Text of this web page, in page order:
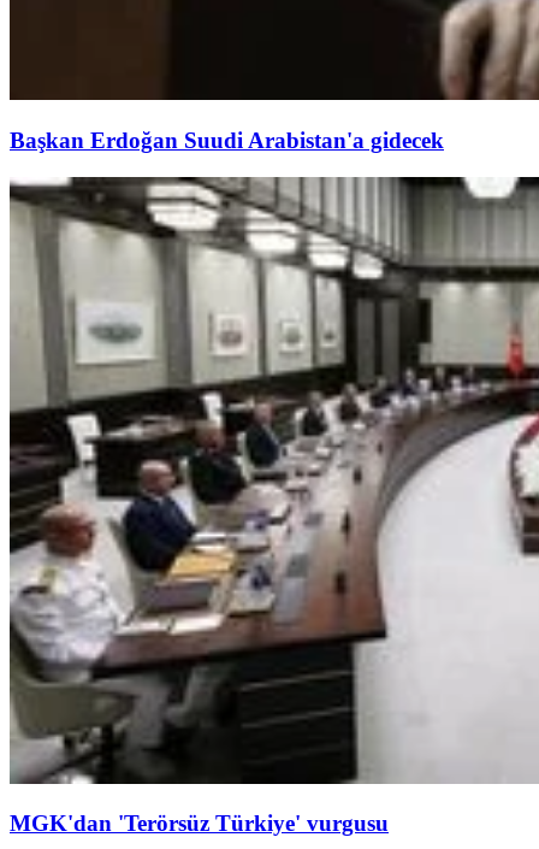
Başkan Erdoğan Suudi Arabistan'a gidecek
MGK'dan 'Terörsüz Türkiye' vurgusu